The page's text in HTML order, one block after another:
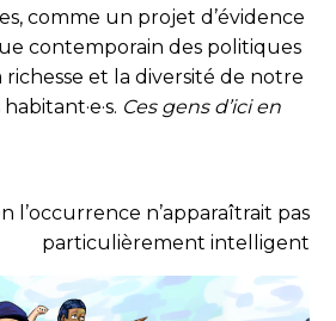
comme un projet d’évidence
contemporain des politiques
et la diversité de notre
Ces gens d’ici en
l’occurrence n’apparaîtrait pas
particulièrement intelligent